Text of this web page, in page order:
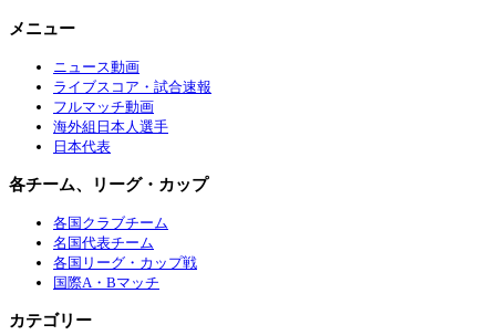
メニュー
ニュース動画
ライブスコア・試合速報
フルマッチ動画
海外組日本人選手
日本代表
各チーム、リーグ・カップ
各国クラブチーム
名国代表チーム
各国リーグ・カップ戦
国際A・Bマッチ
カテゴリー